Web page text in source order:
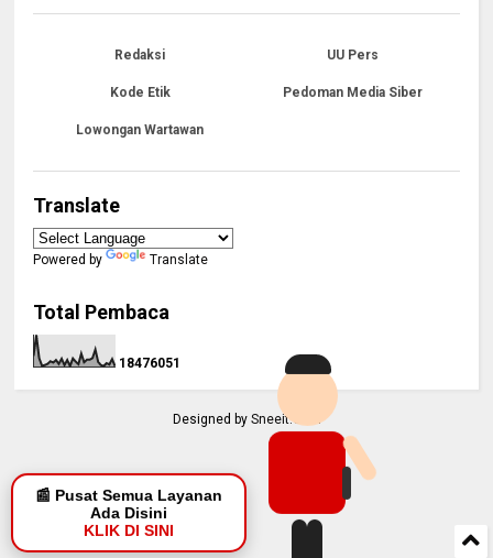
📰 Pusat Semua Layanan
Ada Disini
KLIK DI SINI
Redaksi UU Pers
Kode Etik Pedoman Media Siber
Lowongan Wartawan
Translate
Powered by Translate
Total Pembaca
1 8476051
Designed by Sneeit.Com